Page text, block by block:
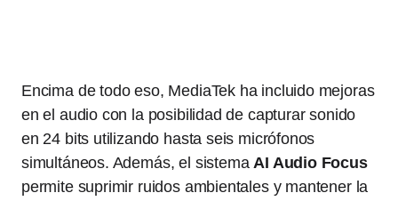
Encima de todo eso, MediaTek ha incluido mejoras
en el audio con la posibilidad de capturar sonido
en 24 bits utilizando hasta seis micrófonos
simultáneos. Además, el sistemaAI Audio Focus
permite suprimir ruidos ambientales y mantener la